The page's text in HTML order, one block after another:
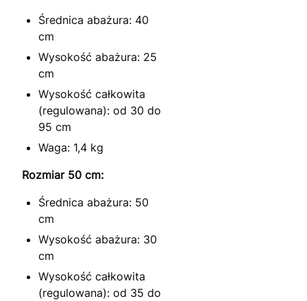
Średnica abażura: 40
cm
Wysokość abażura: 25
cm
Wysokość całkowita
(regulowana): od 30 do
95 cm
Waga: 1,4 kg
Rozmiar 50 cm:
Średnica abażura: 50
cm
Wysokość abażura: 30
cm
Wysokość całkowita
(regulowana): od 35 do